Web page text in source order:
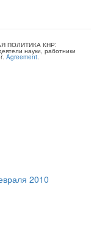
ПОЛИТИКА КНР:
науки, работники
. Agreement.
2010